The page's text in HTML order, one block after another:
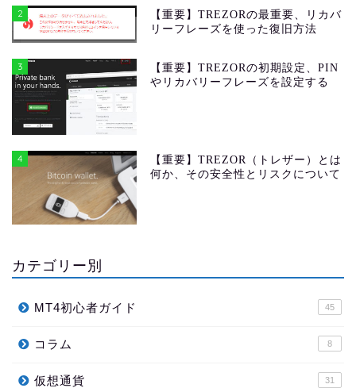
2
【重要】TREZORの最重要、リカバ
リーフレーズを使った復旧方法
3
【重要】TREZORの初期設定、PIN
やリカバリーフレーズを設定する
4
【重要】TREZOR（トレザー）とは
何か、その安全性とリスクについて
カテゴリー別
MT4初心者ガイド 45
コラム 8
仮想通貨 31